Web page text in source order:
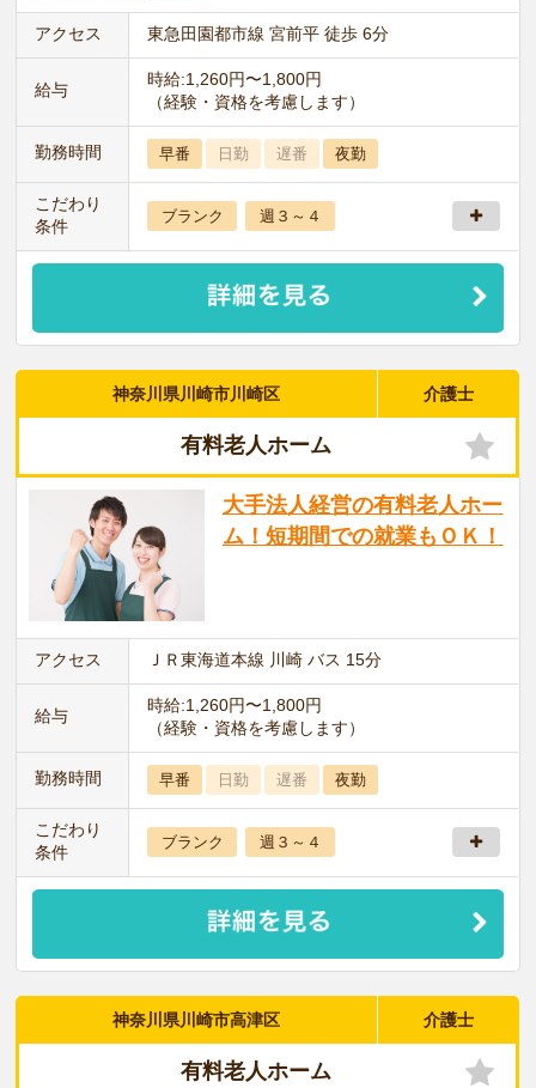
アクセス 東急田園都市線 宮前平 徒歩 6分
給与
時給:1,260円〜1,800円
（経験・資格を考慮します）
勤務時間 早番 日勤 遅番 夜勤
こだわり
条件
ブランク 週３～４
神奈川県川崎市川崎区 介護士
有料老人ホーム
大手法人経営の有料老人ホー
ム！短期間での就業もＯＫ！
アクセス ＪＲ東海道本線 川崎 バス 15分
給与
時給:1,260円〜1,800円
（経験・資格を考慮します）
勤務時間 早番 日勤 遅番 夜勤
こだわり
条件
ブランク 週３～４
神奈川県川崎市高津区 介護士
有料老人ホーム